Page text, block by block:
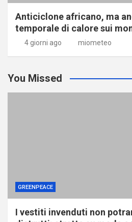
Anticiclone africano, ma
temporale di calore sui
4 giorni ago miometeo
You Missed
GREENPEACE
I vestiti invenduti non